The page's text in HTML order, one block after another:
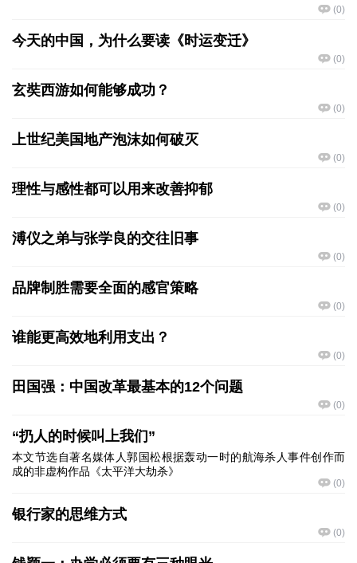
(0)
今天的中国，为什么要读《时运变迁》
(0)
玄奘西游如何能够成功？
(0)
上世纪美国地产泡沫如何破灭
(0)
理性与感性都可以用来改善抑郁
(0)
溥仪之弟与张学良的交往旧事
(0)
品牌制胜需要全面的感官策略
(0)
谁能更高效地利用支出？
(0)
田国强：中国改革最基本的12个问题
(0)
“扔人的时候叫上我们”
本文节选自著名媒体人郭国松根据轰动一时的航海杀人事件创作而
成的非虚构作品《太平洋大劫杀》
(0)
银行家的思维方式
(0)